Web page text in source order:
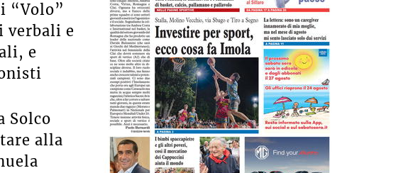
“Volo”
verbali e
e
Solco
alla